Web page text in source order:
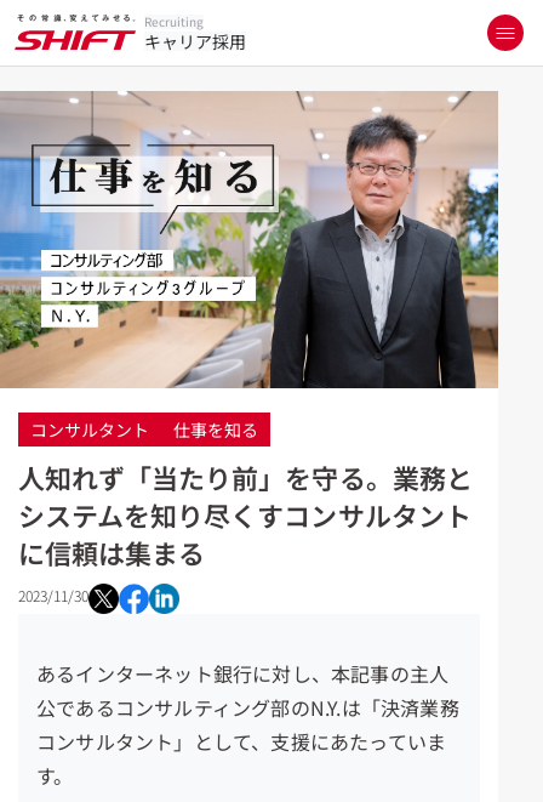
Recruiting
キャリア採用
コンサルタント 仕事を知る
人知れず「当たり前」を守る。業務と
システムを知り尽くすコンサルタント
に信頼は集まる
2023/11/30
あるイ ンターネット銀行に対し、本記事の主人
公であるコンサルティング部のN.Y.は「決済業務
コンサルタント」として、支援にあたっていま
す。